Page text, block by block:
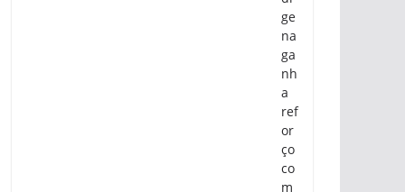
ge
na
ga
nh
a
ref
or
ço
co
m